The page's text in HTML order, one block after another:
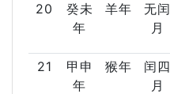
20
癸未
年
羊年
无闰
月
21
甲申
年
猴年
闰四
月